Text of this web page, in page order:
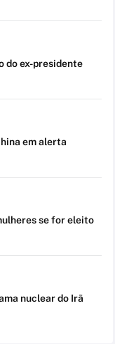
do ex-presidente
em alerta
se for eleito
nuclear do Irã